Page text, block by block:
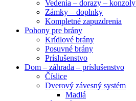
Vedenia – dorazy – konzoly
Zámky – doplnky
Kompletné zapuzdrenia
Pohony pre brány
Krídlové brány
Posuvné brány
Príslušenstvo
Dom – záhrada – príslušenstvo
Číslice
Dverový závesný systém
Madlá